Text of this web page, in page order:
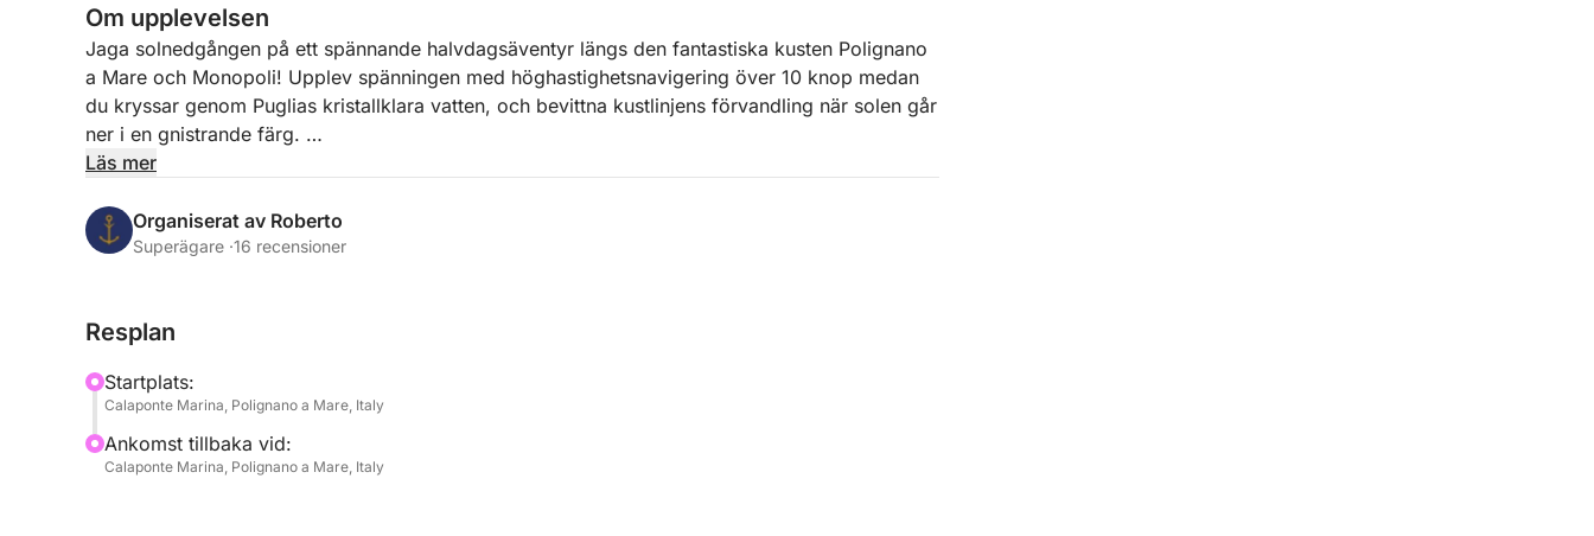
Om upplevelsen
Jaga solnedgången på ett spännande halvdagsäventyr längs den fantastiska kusten Polignano
a Mare och Monopoli! Upplev spänningen med höghastighetsnavigering över 10 knop medan
du kryssar genom Puglias kristallklara vatten, och bevittna kustlinjens förvandling när solen går
ner i en gnistrande färg.
North Coast: Utforska hisnande havsbottnar och dramatiska havsgrottor.
rolig och uppfriskande upplevelse på vattnet. Och för att göra ögonblicket ännu sötare, njut av
en läcker aperitif ombord med:
- Snacks: Taralli, chips, oliver
Läs mer
Organiserat av Roberto
Superägare ·16 recensioner
Resplan
Startplats:
Calaponte Marina, Polignano a Mare, Italy
Ankomst tillbaka vid:
Calaponte Marina, Polignano a Mare, Italy